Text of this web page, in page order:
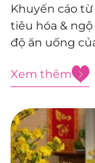
Khuyến cáo
tiêu hóa &
độ ăn uống
của chó mèo...
Xem thêm